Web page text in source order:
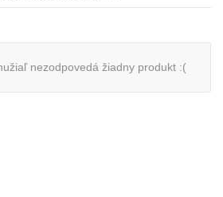
nezodpovedá žiadny produkt :(